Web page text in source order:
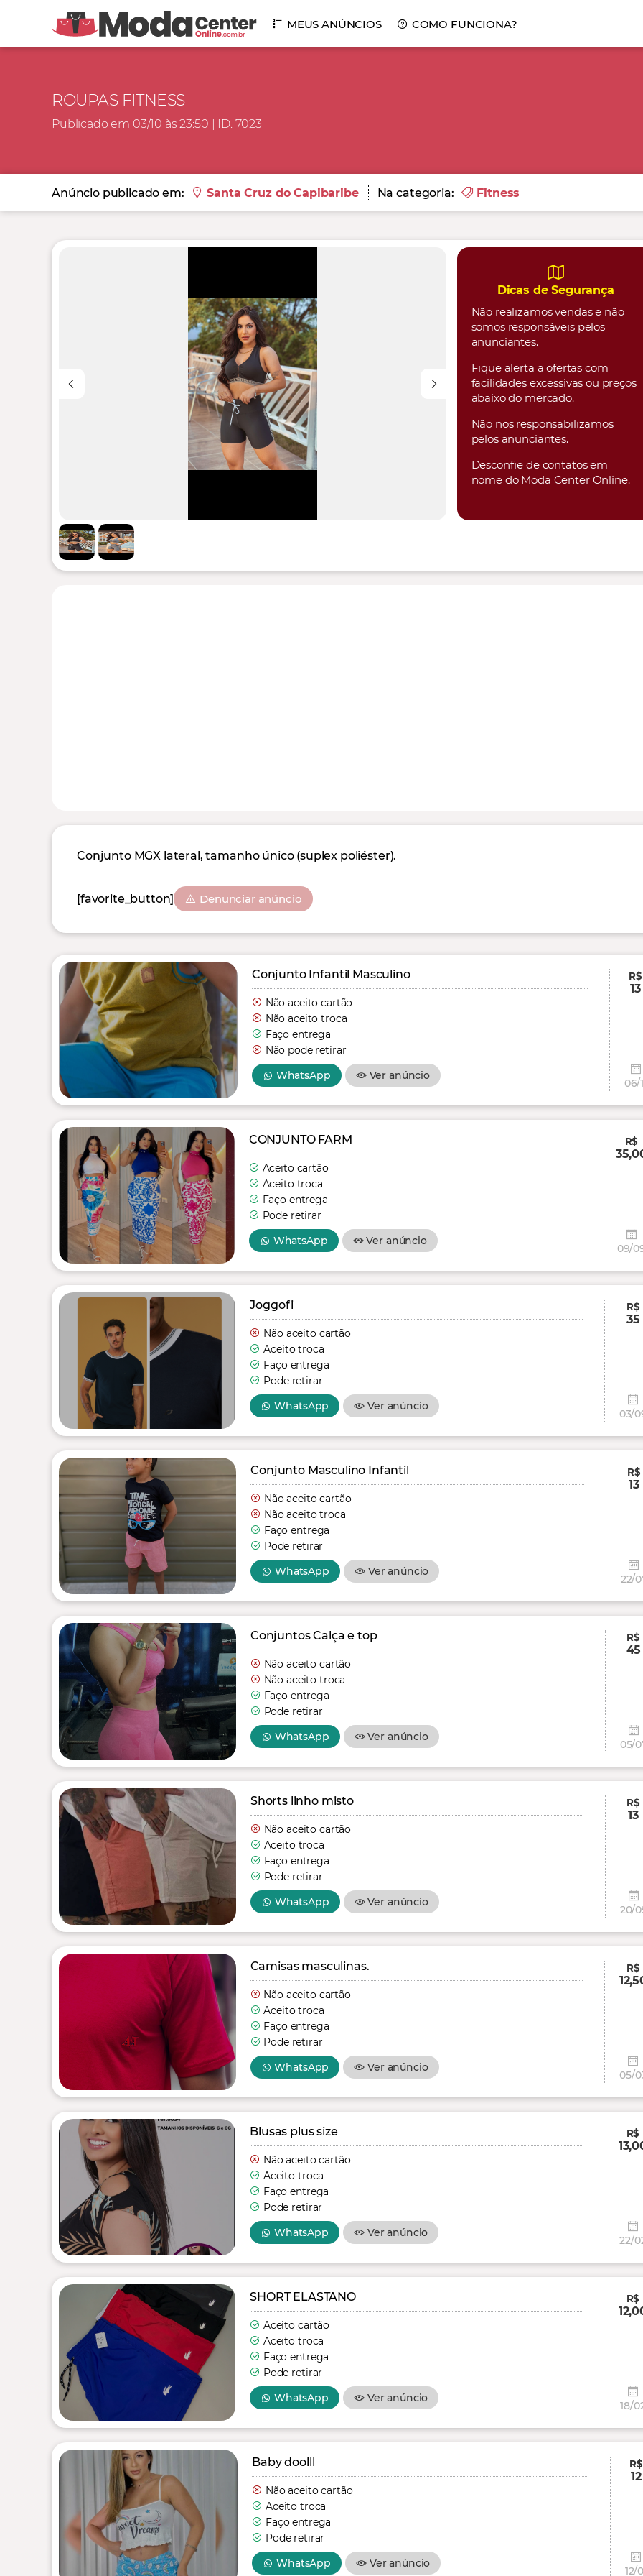
MEUS ANÚNCIOS COMO FUNCIONA?
ROUPAS FITNESS
Publicado em 03/10 às 23:50 | ID. 7023
Anúncio publicado em: Santa Cruz do Capibaribe Na categoria: Fitness
Dicas de Segurança
Não realizamos vendas e não
somos responsáveis pelos
anunciantes.
Fique alerta a ofertas com
facilidades excessivas ou preços
abaixo do mercado.
Não nos responsabilizamos
pelos anunciantes.
Desconfie de contatos em
nome do Moda Center Online.
Conjunto MGX lateral, tamanho único (suplex poliéster).
[favorite_button] Denunciar anúncio
Conjunto Infantil Masculino
Não aceito cartão
Não aceito troca
Faço entrega
Não pode retirar
WhatsApp
Ver anúncio
R$
13
06/
CONJUNTO FARM
Aceito cartão
Aceito troca
Faço entrega
Pode retirar
WhatsApp
Ver anúncio
R$
09/
Joggofi
Não aceito cartão
Aceito troca
Faço entrega
Pode retirar
WhatsApp
Ver anúncio
R$
35
03/
Conjunto Masculino Infantil
Não aceito cartão
Não aceito troca
Faço entrega
Pode retirar
WhatsApp
Ver anúncio
R$
13
22/
Conjuntos Calça e top
Não aceito cartão
Não aceito troca
Faço entrega
Pode retirar
WhatsApp
Ver anúncio
R$
45
05/
Shorts linho misto
Não aceito cartão
Aceito troca
Faço entrega
Pode retirar
WhatsApp
Ver anúncio
R$
13
20/
Camisas masculinas.
Não aceito cartão
Aceito troca
Faço entrega
Pode retirar
WhatsApp
Ver anúncio
R$
05/
Blusas plus size
Não aceito cartão
Aceito troca
Faço entrega
Pode retirar
WhatsApp
Ver anúncio
R$
22/
SHORT ELASTANO
Aceito cartão
Aceito troca
Faço entrega
Pode retirar
WhatsApp
Ver anúncio
R$
18/
Baby doolll
Não aceito cartão
Aceito troca
Faço entrega
Pode retirar
WhatsApp
Ver anúncio
R$
12
12/